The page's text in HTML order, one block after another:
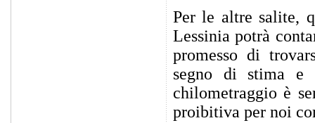
Per le altre salite,
Lessinia potrà
promesso di
segno di stima e
chilometraggio è
proibitiva per noi